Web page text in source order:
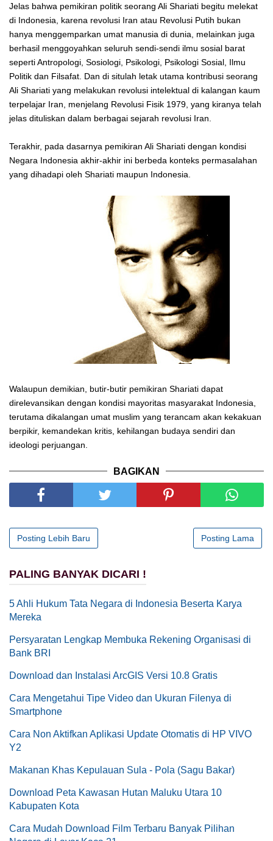
Jelas bahwa pemikiran politik seorang Ali Shariati begitu melekat
di Indonesia, karena revolusi Iran atau Revolusi Putih bukan
hanya menggemparkan umat manusia di dunia, melainkan juga
berhasil menggoyahkan seluruh sendi-sendi ilmu sosial barat
seperti Antropologi, Sosiologi, Psikologi, Psikologi Sosial, Ilmu
Politik dan Filsafat. Dan di situlah letak utama kontribusi seorang
Ali Shariati yang melakukan revolusi intelektual di kalangan kaum
terpelajar Iran, menjelang Revolusi Fisik 1979, yang kiranya telah
jelas dituliskan dalam berbagai sejarah revolusi Iran.
Terakhir, pada dasarnya pemikiran Ali Shariati dengan kondisi
Negara Indonesia akhir-akhir ini berbeda konteks permasalahan
yang dihadapi oleh Shariati maupun Indonesia.
Walaupun demikian, butir-butir pemikiran Shariati dapat
direlevansikan dengan kondisi mayoritas masyarakat Indonesia,
terutama dikalangan umat muslim yang terancam akan kekakuan
berpikir, kemandekan kritis, kehilangan budaya sendiri dan
ideologi perjuangan.
BAGIKAN
Posting Lebih Baru Posting Lama
PALING BANYAK DICARI !
5 Ahli Hukum Tata Negara di Indonesia Beserta Karya
Mereka
Persyaratan Lengkap Membuka Rekening Organisasi di
Bank BRI
Download dan Instalasi ArcGIS Versi 10.8 Gratis
Cara Mengetahui Tipe Video dan Ukuran Filenya di
Smartphone
Cara Non Aktifkan Aplikasi Update Otomatis di HP VIVO
Y2
Makanan Khas Kepulauan Sula - Pola (Sagu Bakar)
Download Peta Kawasan Hutan Maluku Utara 10
Kabupaten Kota
Cara Mudah Download Film Terbaru Banyak Pilihan